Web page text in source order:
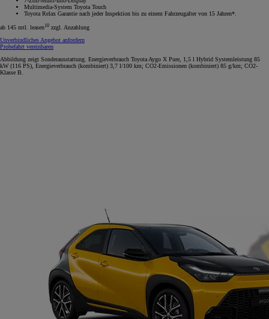
Multimedia-System Toyota Touch
Toyota Relax Garantie nach jeder Inspektion bis zu einem Fahrzeugalter von 15 Jahren*.
ab 145 mtl. leasen10 zzgl. Anzahlung
Unverbindliches Angebot anfordern
Probefahrt vereinbaren
Abbildung zeigt Sonderausstattung. Energieverbrauch Toyota Aygo X Pure, 1,5 l Hybrid Systemleistung 85
kW (116 PS), Energieverbrauch (kombiniert) 3,7 l/100 km; CO2-Emissionen (kombiniert) 85 g/km; CO2-
Klasse B.